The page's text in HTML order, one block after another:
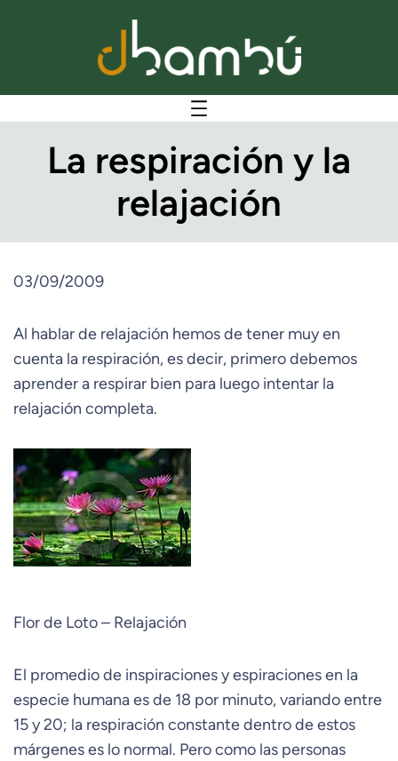
La respiración y la
relajación
03/09/2009
Al hablar de relajación hemos de tener muy en
cuenta la respiración, es decir, primero debemos
aprender a respirar bien para luego intentar la
relajación completa.
Flor de Loto – Relajación
El promedio de inspiraciones y espiraciones en la
especie humana es de 18 por minuto, variando entre
15 y 20; la respiración constante dentro de estos
márgenes es lo normal. Pero como las personas